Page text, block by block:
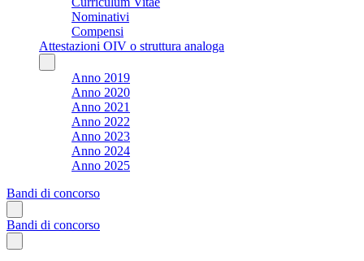
Nominativi
Compensi
Attestazioni OIV o struttura analoga
Anno 2019
Anno 2020
Anno 2021
Anno 2022
Anno 2023
Anno 2024
Anno 2025
Bandi di concorso
Bandi di concorso